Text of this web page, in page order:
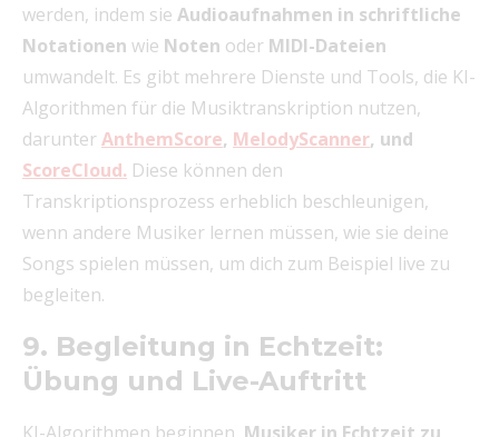
werden, indem sie Audioaufnahmen in schriftliche
Notationen wie Noten oder MIDI-Dateien
umwandelt. Es gibt mehrere Dienste und Tools, die KI-
Algorithmen für die Musiktranskription nutzen,
darunterAnthemScore, MelodyScanner, und
ScoreCloud. Diese können den
Transkriptionsprozess erheblich beschleunigen,
wenn andere Musiker lernen müssen, wie sie deine
Songs spielen müssen, um dich zum Beispiel live zu
begleiten.
9. Begleitung in Echtzeit:
Übung und Live-Auftritt